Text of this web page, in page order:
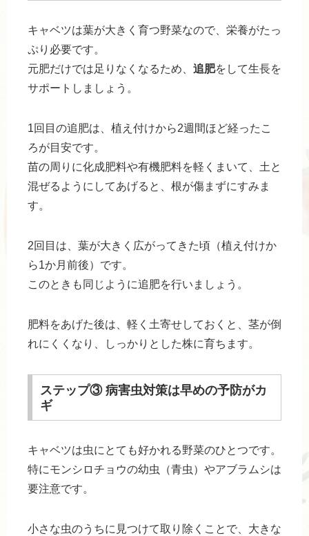
キャベツは葉が大きく育つ野菜なので、栄養がたっ
ぷり必要です。
元肥だけでは足りなくなるため、 追肥をして生長を
サポートしましょう。
1回目の追肥は、植え付けから2週間ほど経ったこ
ろが目安です。
苗の周りに化成肥料や有機肥料を軽くまいて、土と
混ぜるようにしてあげると、根が傷まずにすみま
す。
2回目は、葉が大きく広がってきた頃（植え付けか
ら1か月前後）です。
このときも同じように追肥を行いましょう。
肥料をあげた後は、軽く土寄せしておくと、茎が倒
れにくくなり、しっかりとした株に育ちます。
ステップ③ 病害虫対策は早めの予防がカ
ギ
キャベツは虫にとても好かれる野菜のひとつです。
特にモンシロチョウの幼虫（青虫）やアブラムシは
要注意です。
小さな虫のうちに見つけて取り除くことで、大きな